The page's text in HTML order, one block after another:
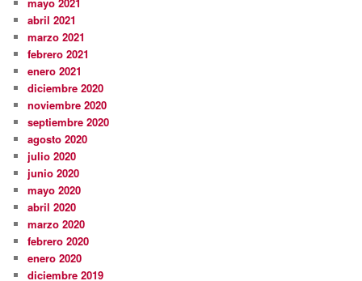
abril 2021
marzo 2021
febrero 2021
enero 2021
diciembre 2020
noviembre 2020
septiembre 2020
agosto 2020
julio 2020
junio 2020
mayo 2020
abril 2020
marzo 2020
febrero 2020
enero 2020
diciembre 2019